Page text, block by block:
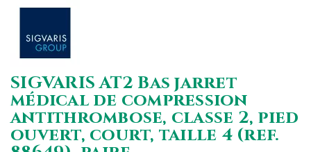
SIGVARIS AT2 Bas jarret
médical de compression
antithrombose, classe 2, pied
ouvert, court, taille 4 (ref.